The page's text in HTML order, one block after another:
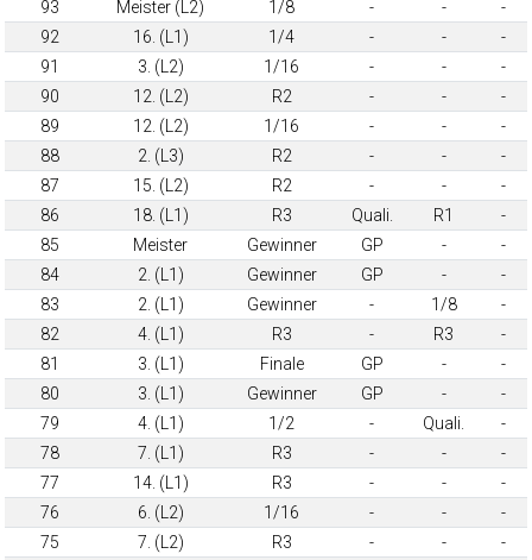
93 Meister (L2) 1/8 - -
-
92
16. (L1) 1/4 - -
-
91
3. (L2) 1/16 - -
-
90
12. (L2) R2 - -
-
89
12. (L2) 1/16 - -
-
88
2. (L3) R2 - -
-
87
15. (L2) R2 - -
-
86
18. (L1) R3 Quali. R1
-
85
Meister Gewinner GP -
-
84
2. (L1) Gewinner GP -
-
83
2. (L1) Gewinner - 1/8
-
82
4. (L1) R3 - R3
-
81
3. (L1) Finale GP -
-
80
3. (L1) Gewinner GP -
-
79
4. (L1) 1/2 - Quali.
-
78
7. (L1) R3 - -
-
77
14. (L1) R3 - -
-
76
6. (L2) 1/16 - -
-
75
7. (L2) R3 - -
-